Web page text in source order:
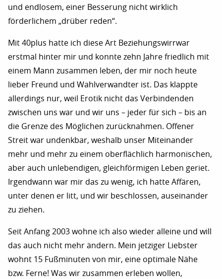
und endlosem, einer Besserung nicht wirklich
förderlichem „drüber reden“.
Mit 40plus hatte ich diese Art Beziehungswirrwar
erstmal hinter mir und konnte zehn Jahre friedlich mit
einem Mann zusammen leben, der mir noch heute
lieber Freund und Wahlverwandter ist. Das klappte
allerdings nur, weil Erotik nicht das Verbindenden
zwischen uns war und wir uns – jeder für sich – bis an
die Grenze des Möglichen zurücknahmen. Offener
Streit war undenkbar, weshalb unser Miteinander
mehr und mehr zu einem oberflächlich harmonischen,
aber auch unlebendigen, gleichförmigen Leben geriet.
Irgendwann war mir das zu wenig, ich hatte Affären,
unter denen er litt, und wir beschlossen, auseinander
zu ziehen.
Seit Anfang 2003 wohne ich also wieder alleine und will
das auch nicht mehr ändern. Mein jetziger Liebster
wohnt 15 Fußminuten von mir, eine optimale Nähe
bzw. Ferne! Was wir zusammen erleben wollen,